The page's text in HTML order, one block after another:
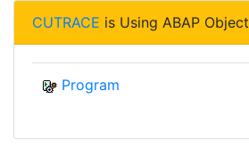
CUTRACE is Using ABAP Object
Program